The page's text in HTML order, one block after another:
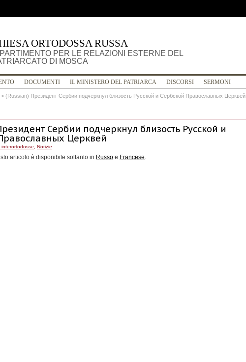
ORTODOSSA RUSSA
PER LE RELAZIONI ESTERNE DEL
DI MOSCA
DOCUMENTI IL MINISTERO DEL PATRIARCA DISCORSI SERMONI
> (Russian) Президент Сербии подчеркнул близость Русской и Сербской Православных Церквей
Сербии подчеркнул близость Русской и
Церквей
interortodosse Notizie
articolo è disponibile soltanto in Russo e Francese.